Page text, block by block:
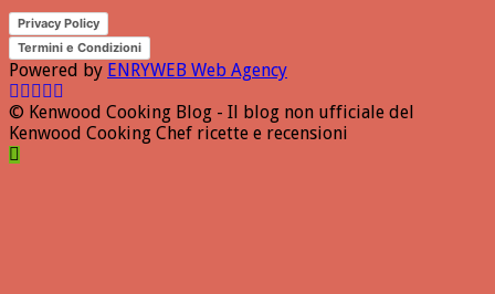
Privacy Policy
Termini e Condizioni
Powered by ENRYWEB Web Agency
© Kenwood Cooking Blog - Il blog non ufficiale del
Kenwood Cooking Chef ricette e recensioni